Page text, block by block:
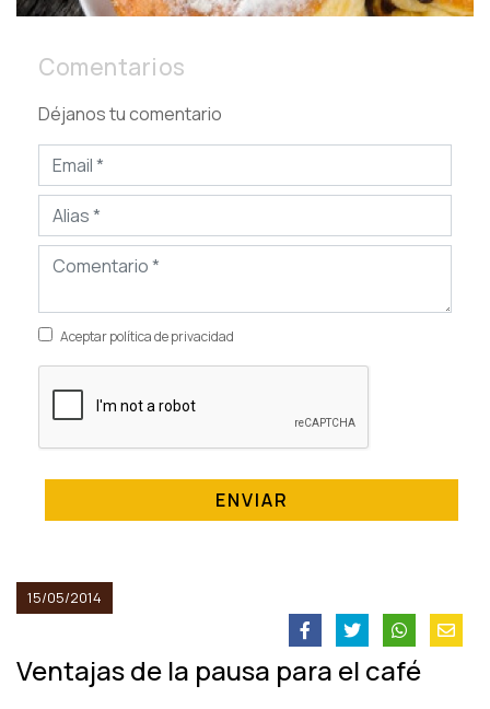
Comentarios
Déjanos tu comentario
Aceptar política de privacidad
ENVIAR
15/05/2014
Ventajas de la pausa para el café